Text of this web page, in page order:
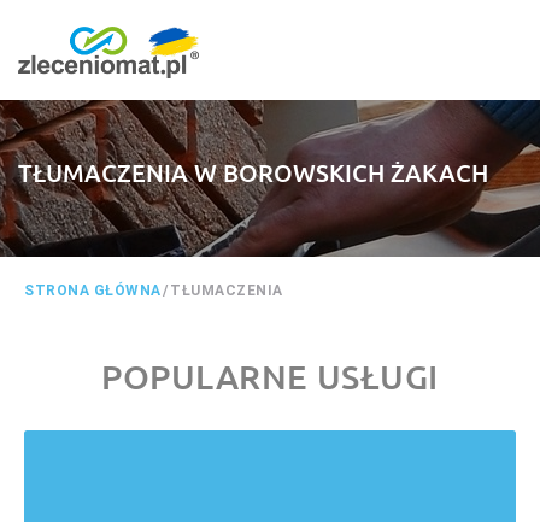
TŁUMACZENIA W BOROWSKICH ŻAKACH
STRONA GŁÓWNA/ TŁUMACZENIA
POPULARNE USŁUGI